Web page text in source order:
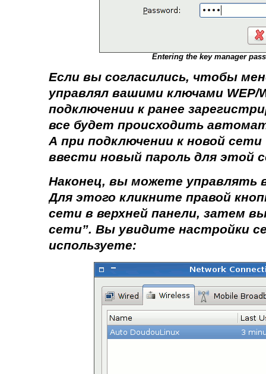
Entering the key manager
Если вы согласились, чтобы
управлял вашими ключами WEP/
подключении к ранее
все будет происходить
А при подключении к новой
ввести новый пароль для этой
Наконец, вы можете управлять
Для этого кликните правой
сети в верхней панели, затем
сети”. Вы увидите настройки
используете: